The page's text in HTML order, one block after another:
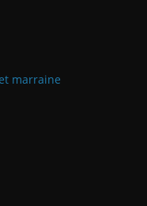
marraine